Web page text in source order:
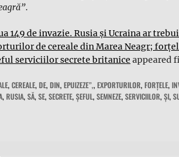
.
149 de invazie. Rusia și Ucraina ar
de cereale din Marea Neagr;
serviciilor secrete britanice appeared
, CEREALE, DE, DIN, EPUIZEZE”,, EXPORTURILOR, FORȚELE,
, RUSIA, SĂ, SE, SECRETE, ŞEFUL, SEMNEZE, SERVICIILOR, ŞI,